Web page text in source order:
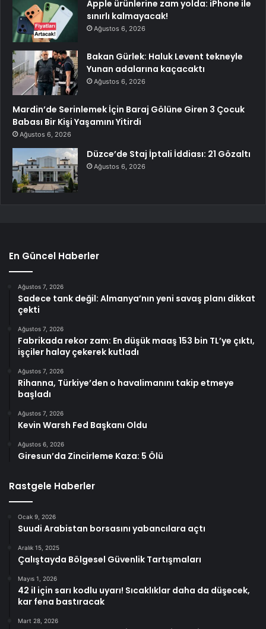
Apple ürünlerine zam yolda: iPhone ile
sınırlı kalmayacak!
Ağustos 6, 2026
Bakan Gürlek: Haluk Levent tekneyle
Yunan adalarına kaçacaktı
Ağustos 6, 2026
Mardin’de Serinlemek İçin Baraj Gölüne Giren 3 Çocuk
Babası Bir Kişi Yaşamını Yitirdi
Ağustos 6, 2026
Düzce’de Staj İptali İddiası: 21 Gözaltı
Ağustos 6, 2026
En Güncel Haberler
Ağustos 7, 2026
Sadece tank değil: Almanya’nın yeni savaş planı dikkat
çekti
Ağustos 7, 2026
Fabrikada rekor zam: En düşük maaş 153 bin TL’ye çıktı,
işçiler halay çekerek kutladı
Ağustos 7, 2026
Rihanna, Türkiye’den o havalimanını takip etmeye
başladı
Ağustos 7, 2026
Kevin Warsh Fed Başkanı Oldu
Ağustos 6, 2026
Giresun’da Zincirleme Kaza: 5 Ölü
Rastgele Haberler
Ocak 9, 2026
Suudi Arabistan borsasını yabancılara açtı
Aralık 15, 2025
Çalıştayda Bölgesel Güvenlik Tartışmaları
Mayıs 1, 2026
42 il için sarı kodlu uyarı! Sıcaklıklar daha da düşecek,
kar fena bastıracak
Mart 28, 2026